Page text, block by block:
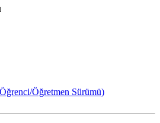
Öğretmen Sürümü)